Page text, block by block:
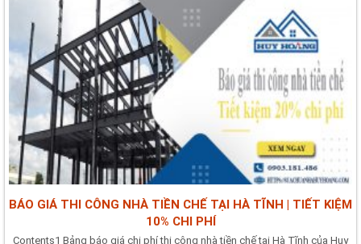
BÁO GIÁ THI CÔNG NHÀ TIỀN CHẾ TẠI HÀ TĨNH | TIẾT KIỆM
10% CHI PHÍ
Contents1 Bảng báo giá chi phí thi công nhà tiền chế tại Hà Tĩnh của Huy